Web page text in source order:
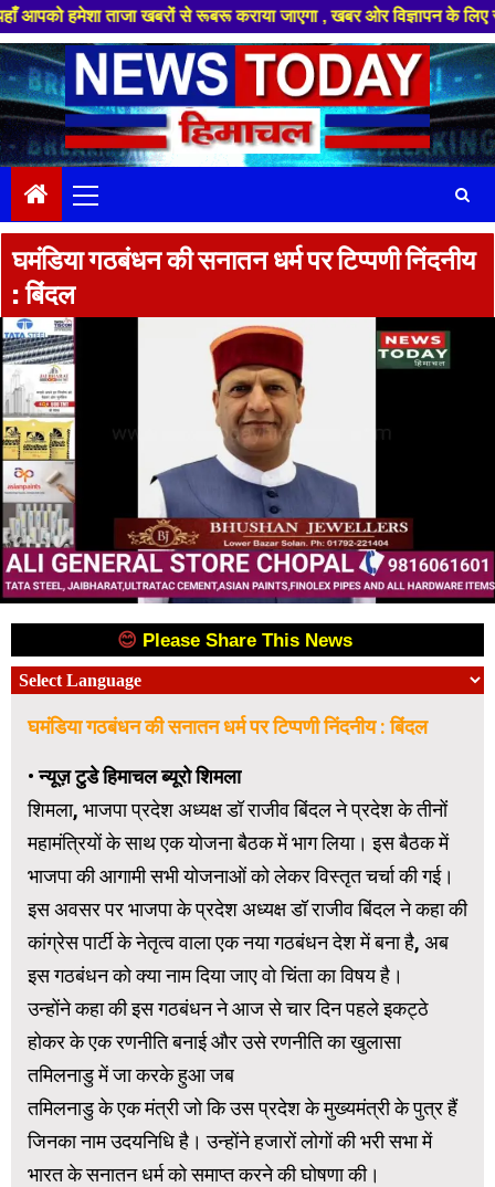
ताजा खबरों से रूबरू कराया जाएगा , खबर ओर विज्ञापन के लिए संपर्क
Skip
to
content
Menu
घमंडिया गठबंधन की सनातन धर्म पर टिप्पणी निंदनीय
: बिंदल
😊 Please Share This News
घमंडिया गठबंधन की सनातन धर्म पर टिप्पणी निंदनीय : बिंदल
•न्यूज़ टुडे हिमाचल ब्यूरो शिमला
शिमला, भाजपा प्रदेश अध्यक्ष डॉ राजीव बिंदल ने प्रदेश के तीनों
महामंत्रियों के साथ एक योजना बैठक में भाग लिया। इस बैठक में
भाजपा की आगामी सभी योजनाओं को लेकर विस्तृत चर्चा की गई।
इस अवसर पर भाजपा के प्रदेश अध्यक्ष डॉ राजीव बिंदल ने कहा की
कांग्रेस पार्टी के नेतृत्व वाला एक नया गठबंधन देश में बना है, अब
इस गठबंधन को क्या नाम दिया जाए वो चिंता का विषय है।
उन्होंने कहा की इस गठबंधन ने आज से चार दिन पहले इकट्ठे
होकर के एक रणनीति बनाई और उसे रणनीति का खुलासा
तमिलनाडु में जा करके हुआ जब
तमिलनाडु के एक मंत्री जो कि उस प्रदेश के मुख्यमंत्री के पुत्र हैं
जिनका नाम उदयनिधि है। उन्होंने हजारों लोगों की भरी सभा में
भारत के सनातन धर्म को समाप्त करने की घोषणा की।